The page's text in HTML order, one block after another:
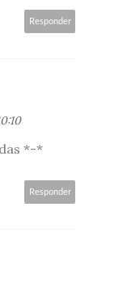
Responder
*-*
Responder